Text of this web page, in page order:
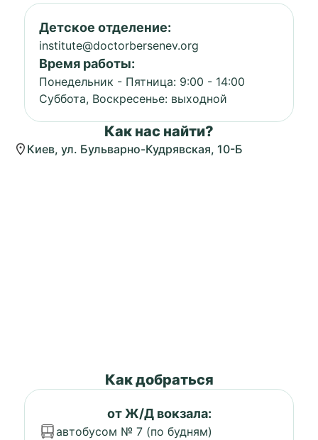
Детское отделение:
institute@doctorbersenev.org
Время работы:
Понедельник - Пятница: 9:00 - 14:00
Суббота, Воскресенье: выходной
Как нас найти?
Киев, ул. Бульварно-Кудрявская, 10-Б
Как добраться
от Ж/Д вокзала:
автобусом № 7 (по будням)